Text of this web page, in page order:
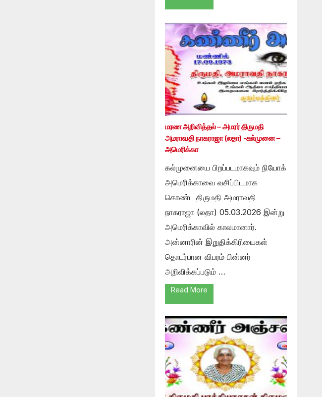
மரண அறிவித்தல் – அமரர் திருமதி
அமராவதி நாகராஜா (லதா) -கல்முனை –
அமெரிக்கா
கல்முனையை பிறப்படமாகவும் நியோக்
அமெரிக்காவை வசிப்பிடமாக
கொண்ட திருமதி அமராவதி
நாகராஜா (லதா) 05.03.2026 இன்று
அமெரிக்காவில் காலமானார்.
அன்னாரின் இறுதிக்கிரியைகள்
தொடர்பான விபரம் பின்னர்
அறிவிக்கப்படும் …
Read More